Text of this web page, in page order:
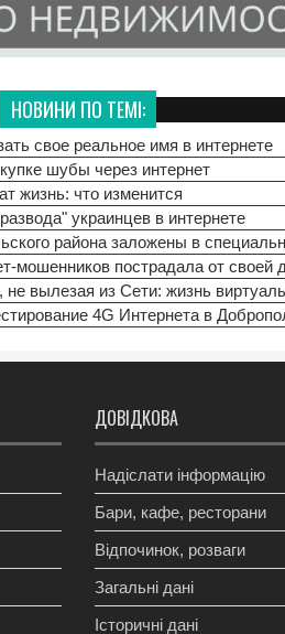
НОВИНИ ПО ТЕМІ:
свое реальное имя в интернете
шубы через интернет
жизнь: что изменится
украинцев в интернете
района заложены в
мошенников пострадала от своей
вылезая из Сети: жизнь
4G Интернета в
ДОВІДКОВА
Надіслати інформацію
Бари, кафе, ресторани
Відпочинок, розваги
Загальні дані
Історичні дані